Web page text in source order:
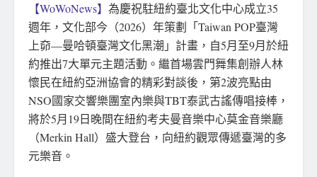
【WoWoNews】 為慶祝駐紐約臺北文化中心成立35
週年，文化部今（2026）年策劃「Taiwan POP臺灣
上奅—曼哈頓臺灣文化黑潮」計畫，自5月至9月於紐
約推出7大單元主題活動。繼首場雲門舞集創辦人林
懷民在紐約亞洲協會的精彩對談後，第2波亮點由
NSO國家交響樂團室內樂與TBT泰武古謠傳唱接棒，
將於5月19日晚間在紐約考夫曼音樂中心莫金音樂廳
（Merkin Hall）盛大登台，向紐約觀眾傳遞臺灣的多
元樂音。